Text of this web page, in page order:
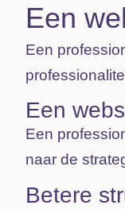
Een
Een
Een
Een
naar de
Betere